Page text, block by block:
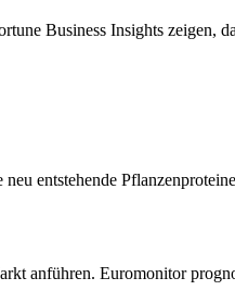
Business Insights zeigen,
entstehende
anführen. Euromonitor